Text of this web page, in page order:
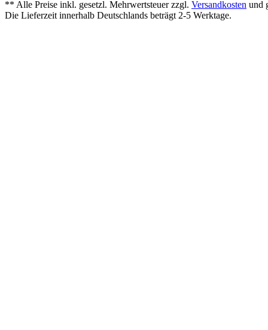
** Alle Preise inkl. gesetzl. Mehrwertsteuer zzgl. Versandkosten und
Die Lieferzeit innerhalb Deutschlands beträgt 2-5 Werktage.